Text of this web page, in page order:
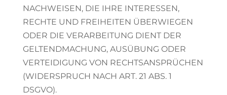
NACHWEISEN, DIE IHRE INTERESSEN,
RECHTE UND FREIHEITEN ÜBERWIEGEN
ODER DIE VERARBEITUNG DIENT DER
GELTENDMACHUNG, AUSÜBUNG ODER
VERTEIDIGUNG VON RECHTSANSPRÜCHEN
(WIDERSPRUCH NACH ART. 21 ABS. 1
DSGVO).